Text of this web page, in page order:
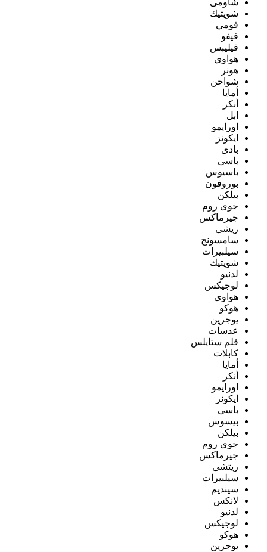
شاومى
شويتيك
فومي
فيفو
فيليبس
هواوي
هونر
شواحن
أمايا
أنكر
ابل
اورايمو
ايكونز
بادى
باسى
باسيوس
بوروفون
بيلكن
جوى روم
جيرماكس
ريشي
سامسونج
سيلبيرات
شويتيك
لدنيو
لوجيكس
هواوى
هوكو
يوجرين
عدسات
قلم ستايلس
كابلات
أمايا
أنكر
اورايمو
ايكونز
باسى
بيسوس
بيلكن
جوى روم
جيرماكس
ريتشى
سيلبيرات
سينديم
لانكس
لدنيو
لوجيكس
هوكو
يوجرين